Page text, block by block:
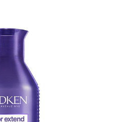
Sponsoriltamme
IdealofMeD Kauppa
Kaikki IdealofMeDin
Varaa terveystarkastus
hintaan.